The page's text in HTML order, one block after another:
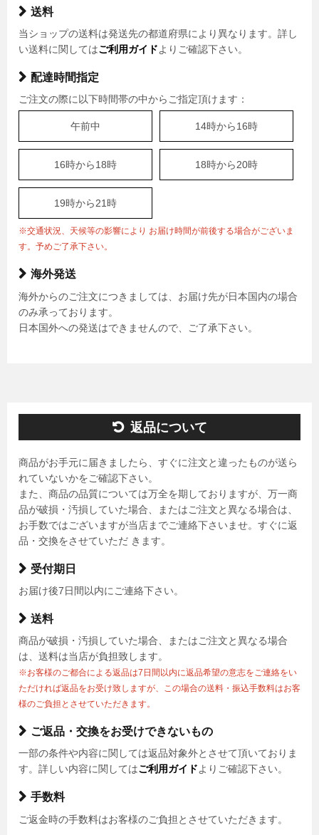
送料
当ショップの送料は発送先の都道府県により異なります。詳し
い送料に関してはご利用ガイドよりご確認下さい。
配達時間指定
ご注文の際に以下時間帯の中からご指定頂けます：
午前中 14時から16時
16時から18時 18時から20時
19時から21時
※交通状況、天候等の影響により お届け時間が前後する場合がございま
す。予めご了承下さい。
海外発送
海外からのご注文につきましては、お届け先が日本国内の場合
のみ承っております。
日本国外への発送はできませんので、ご了承下さい。
返品について
商品がお手元に届きましたら、すぐに注文と違ったものが送ら
れていないかをご確認下さい。
また、商品の品質については万全を期しておりますが、万一商
品が破損・汚損していた場合、またはご注文と異なる場合は、
お手数ではございますが当店までご連絡下さいませ。すぐに返
品・交換をさせていただ きます。
受付期日
お届け後7日間以内にご連絡下さい。
送料
商品が破損・汚損していた場合、またはご注文と異なる場合
は、送料は当店が負担致します。
※お客様のご都合による返品は7日間以内に返品希望の意志をご連絡をい
ただければ返品をお受け致しますが、この場合の送料・振込手数料はお客
様のご負担とさせていただきます。
ご返品・交換をお受けできないもの
一部の条件や内容に関しては返品対象外とさせて頂いておりま
す。詳しい内容に関してはご利用ガイドよりご確認下さい。
手数料
ご返金時の手数料はお客様のご負担とさせていただきます。